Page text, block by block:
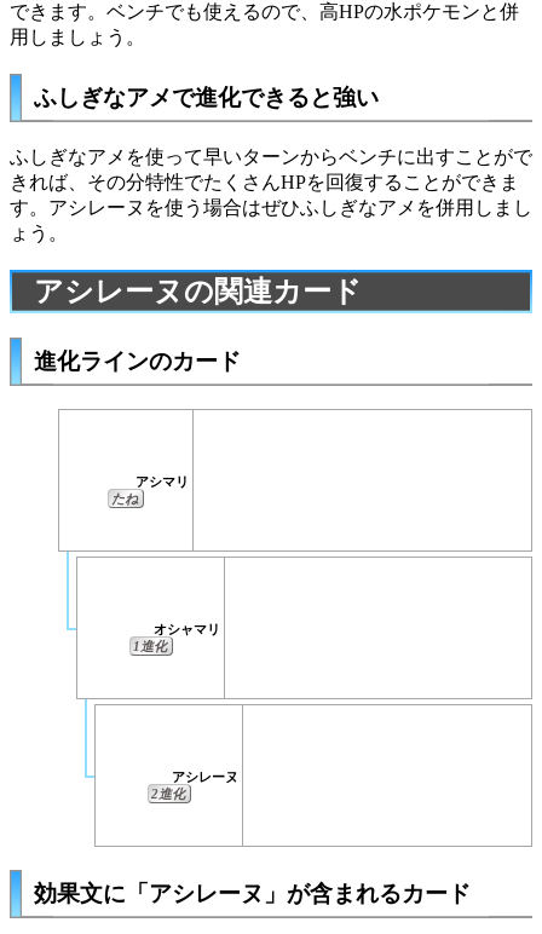
できます。ベンチでも使えるので、高HPの水ポケモンと併
用しましょう。
ふしぎなアメで進化できると強い
ふしぎなアメ を使って早いターンからベンチに出すことがで
きれば、その分特性でたくさんHPを回復することができま
す。アシレーヌを使う場合はぜひふしぎなアメを併用しまし
ょう。
アシレーヌの関連カード
進化ラインのカード
アシマリ
たね
オシャマリ
1進化
アシレーヌ
2進化
効果文に「アシレーヌ」が含まれるカード